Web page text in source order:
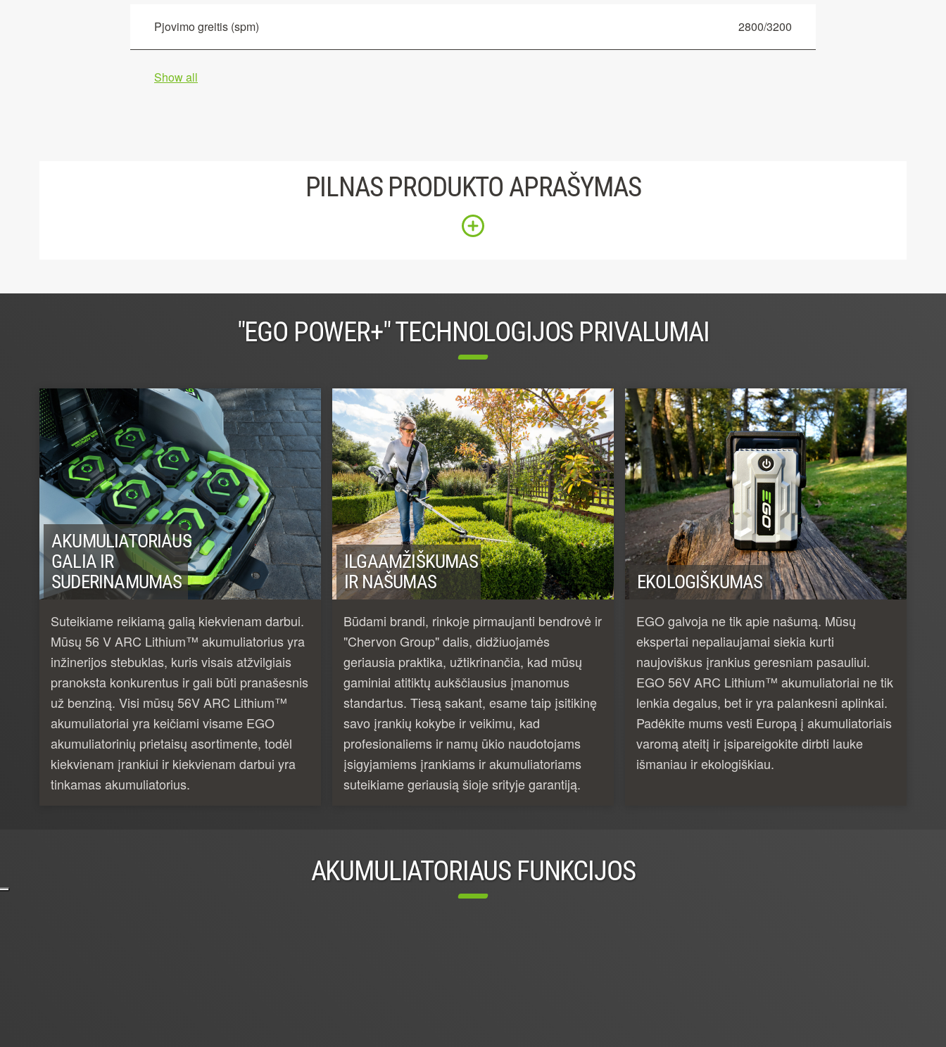
Pjovimo greitis (spm) 2800/3200
Show all
PILNAS PRODUKTO APRAŠYMAS
"EGO POWER+" TECHNOLOGIJOS PRIVALUMAI
AKUMULIATORIAUS
GALIA IR
SUDERINAMUMAS
Suteikiame reikiamą galią kiekvienam darbui.
Mūsų 56 V ARC Lithium™ akumuliatorius yra
inžinerijos stebuklas, kuris visais atžvilgiais
pranoksta konkurentus ir gali būti pranašesnis
už benziną. Visi mūsų 56V ARC Lithium™
akumuliatoriai yra keičiami visame EGO
akumuliatorinių prietaisų asortimente, todėl
kiekvienam įrankiui ir kiekvienam darbui yra
tinkamas akumuliatorius.
ILGAAMŽIŠKUMAS
IR NAŠUMAS
Būdami brandi, rinkoje pirmaujanti bendrovė ir
"Chervon Group" dalis, didžiuojamės
geriausia praktika, užtikrinančia, kad mūsų
gaminiai atitiktų aukščiausius įmanomus
standartus. Tiesą sakant, esame taip įsitikinę
savo įrankių kokybe ir veikimu, kad
profesionaliems ir namų ūkio naudotojams
įsigyjamiems įrankiams ir akumuliatoriams
suteikiame geriausią šioje srityje garantiją.
EKOLOGIŠKUMAS
EGO galvoja ne tik apie našumą. Mūsų
ekspertai nepaliaujamai siekia kurti
naujoviškus įrankius geresniam pasauliui.
EGO 56V ARC Lithium™ akumuliatoriai ne tik
lenkia degalus, bet ir yra palankesni aplinkai.
Padėkite mums vesti Europą į akumuliatoriais
varomą ateitį ir įsipareigokite dirbti lauke
išmaniau ir ekologiškiau.
AKUMULIATORIAUS FUNKCIJOS